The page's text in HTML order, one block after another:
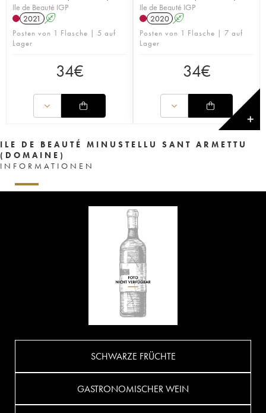
Ile de Beauté IGP
2021
A
Posten von 1 Flasche | 5 auf
Lager
34€
Ile de Beauté IGP
2020 A
Posten von 1 Flasche | 7 auf
Lager
34€
✕
ILE DE BEAUTÉ MINUSTELLU SANT ARMETTU
(DOMAINE)
INFORMATIONEN
SCHWARZE FRÜCHTE
GASTRONOMISCHER WEIN